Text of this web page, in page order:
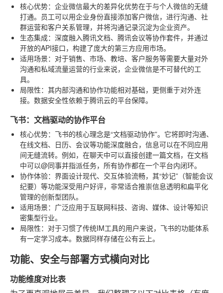
核心优势：企业微信最大的差异化优势在于与个人微信的无缝
打通。员工可以用企业身份直接添加客户微信，进行沟通、社
群运营和客户关系管理，并将沟通记录沉淀为企业资产。
生态集成：深度融入腾讯文档、腾讯会议等协作套件，并通过
开放的API接口，构建了庞大的第三方应用市场。
适用场景：对于销售、市场、教培、客户服务等需要大量对外
沟通和私域流量运营的行业来说，企业微信是不可替代的工
具。
局限性：其内部沟通和协作功能相对基础，更侧重于对外连
接。数据安全性依赖于腾讯云的平台保障。
飞书：文档驱动的协作平台
核心优势：飞书的核心理念是“文档驱动协作”。它将即时沟通、
在线文档、日历、会议等功能深度融合，信息可以在不同应用
间无缝流转。例如，在聊天中可以直接创建一篇文档，在文档
中可以@同事并指派任务，所有协作都在一个平台内闭环。
协作体验：界面设计现代、交互体验流畅，其“妙记”（智能会议
纪要）等功能深受用户好评，非常适合推崇信息透明和扁平化
管理的创新型团队。
适用场景：广泛应用于互联网科技、咨询、媒体、设计等知识
密集型行业。
局限性：对于习惯了传统IM工具的用户来说，飞书的功能体系
有一定学习成本。数据同样存储在公有云上。
功能、安全与部署方式横向对比
功能维度对比表